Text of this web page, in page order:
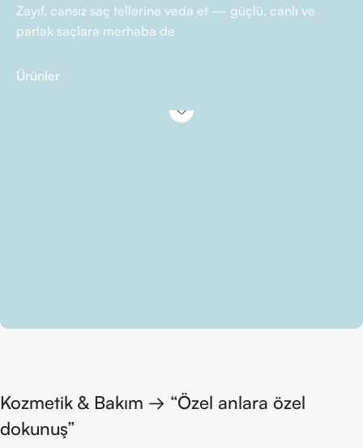
Zayıf, cansız saç tellerine veda et — güçlü, canlı ve
parlak saçlara merhaba de
Ürünler
Kozmetik & Bakım → “Özel anlara özel
dokunuş”